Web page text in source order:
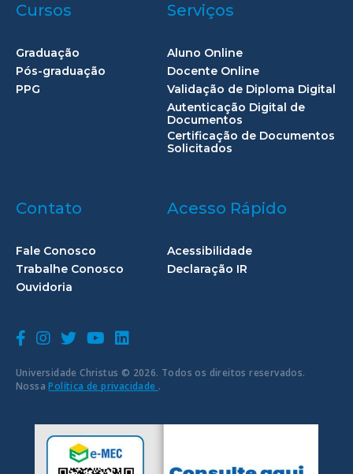
Universidade Christus © 2026. Todos os direitos reservados.
NossaPolítica de privacidade .
Cursos
Graduação
Pós-graduação
PPG
Serviços
Aluno Online
Docente Online
Validação de Diploma Digital
Autenticação Digital de
Documentos
Certificação de Documentos
Solicitados
Contato
Fale Conosco
Trabalhe Conosco
Ouvidoria
Acesso Rápido
Acessibilidade
Declaração IR